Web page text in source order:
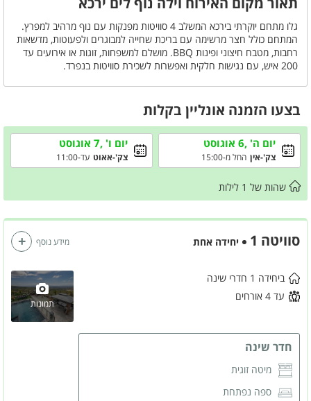
גלו מתחם יוקרתי בירכא המשלב 4 סוויטות מפנקות עם נוף מרהיב למפרץ.
המתחם כולל חצר מרשימה עם בריכת שחייה למבוגרים ולפעוטות, מדשאות
רחבות, מטבח חיצוני ופינות BBQ. מושלם למשפחות, זוגות או אירועים עד
200 איש, עם נגישות חלקית ואפשרות לשכירת סוויטות בנפרד.
בצעו הזמנה אונליין בקלות
יום ה' ,6 אוגוסט
צק'-אין החל מ-15:00
יום ו' ,7 אוגוסט
צק'-אאוט עד-11:00
שהות של 1 לילות
סוויטה 1 יחידה אחת
תמונות
ביחידה 1 חדרי שינה
עד 4 אורחים
חדר שינה
מיטה זוגית
ספה נפתחת
מידע נוסף